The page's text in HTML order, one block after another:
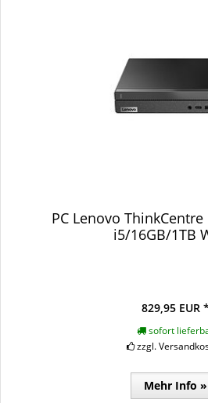
PC Lenovo
i5/16GB/1TB
829,95 EUR *
sofort
zzgl.
Mehr Info »